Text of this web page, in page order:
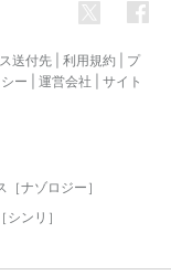
送付先 利用規約
プ
ー 運営会社
サイト
ナゾロジー］
ンリ］